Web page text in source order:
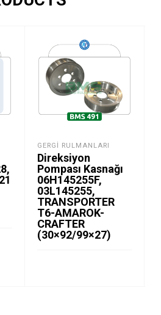
GERGI RULMANLARI
Direksiyon
Pompası Kasnağı
06H145255F,
03L145255,
TRANSPORTER
T6-AMAROK-
CRAFTER
(30×92/99×27)